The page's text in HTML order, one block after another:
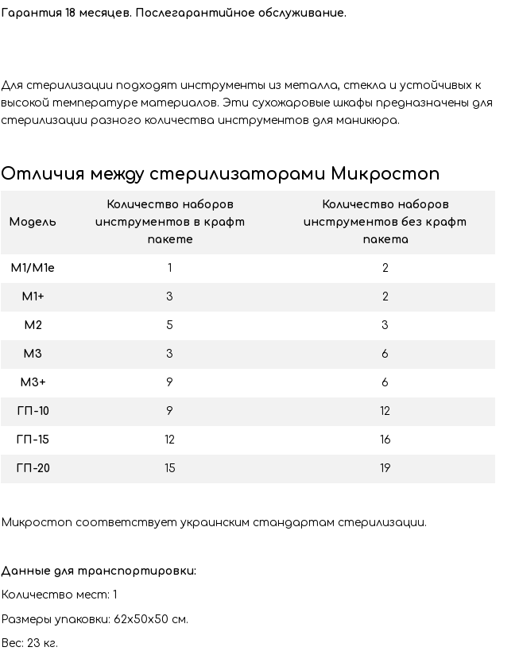
Гарантия 18 месяцев. Послегарантийное обслуживание.
Для стерилизации подходят инструменты из металла, стекла и устойчивых к
высокой температуре материалов. Эти сухожаровые шкафы предназначены для
стерилизации разного количества инструментов для маникюра.
Отличия между стерилизаторами Микростоп
Модель
Количество наборов
инструментов в крафт
пакете
Количество наборов
инструментов без крафт
пакета
М1/М1е 1 2
М1+ 3 2
М2 5 3
М3 3 6
М3+ 9 6
ГП-10 9 12
ГП-15 12 16
ГП-20 15 19
Микростоп соответствует украинским стандартам стерилизации.
Данные для транспортировки:
Количество мест: 1
Размеры упаковки: 62х50х50 см.
Вес: 23 кг.